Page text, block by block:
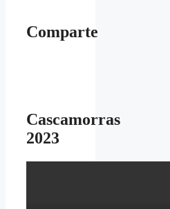
Comparte
Cascamorras
2023